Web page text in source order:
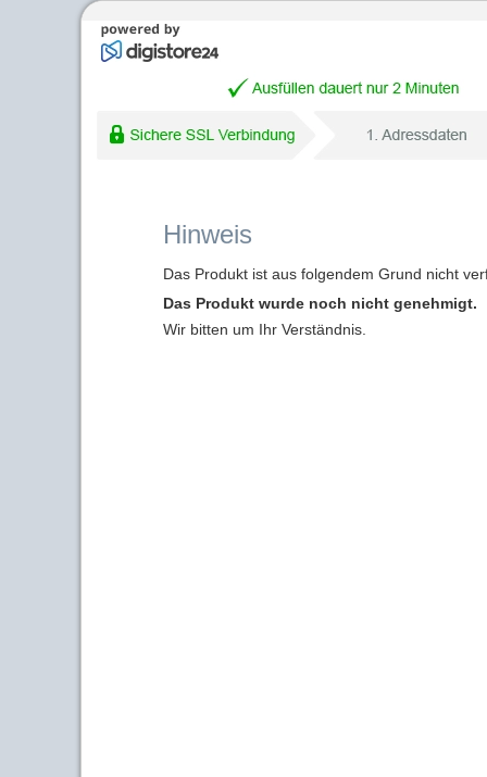
Hinweis
Das Produkt ist aus folgendem Grund nicht
Das Produkt wurde noch nicht genehmigt.
Wir bitten um Ihr Verständnis.